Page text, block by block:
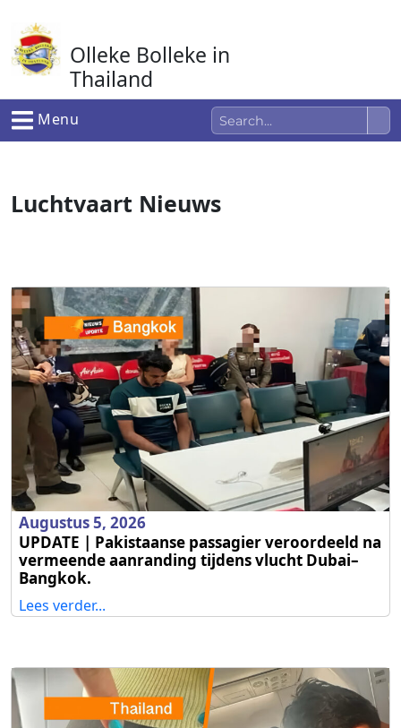
naar
de
inhoud
Olleke Bolleke in
Thailand
In Thailand
Menu
Luchtvaart Nieuws
Augustus 5, 2026
UPDATE | Pakistaanse passagier veroordeeld na
vermeende aanranding tijdens vlucht Dubai–
Bangkok.
Lees verder...